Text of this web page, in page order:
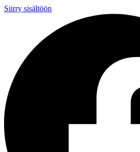
Siirry sisältöön